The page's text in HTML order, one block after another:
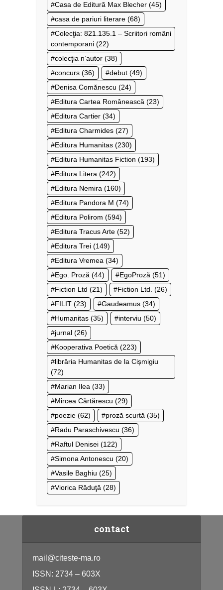
Casa de Editură Max Blecher (45)
casa de pariuri literare (68)
Colecţia: 821.135.1 – Scriitori români
contemporani (22)
colecţia n’autor (38)
concurs (36) debut (49)
Denisa Comănescu (24)
Editura Cartea Românească (23)
Editura Cartier (34)
Editura Charmides (27)
Editura Humanitas (230)
Editura Humanitas Fiction (193)
Editura Litera (242)
Editura Nemira (160)
Editura Pandora M (74)
Editura Polirom (594)
Editura Tracus Arte (52)
Editura Trei (149)
Editura Vremea (34)
Ego. Proză (44) EgoProză (51)
Fiction Ltd (21) Fiction Ltd. (26)
FILIT (23) Gaudeamus (34)
Humanitas (35) interviu (50)
jurnal (26)
Kooperativa Poetică (223)
librăria Humanitas de la Cișmigiu
(72)
Marian Ilea (33)
Mircea Cărtărescu (29)
poezie (62) proză scurtă (35)
Radu Paraschivescu (36)
Raftul Denisei (122)
Simona Antonescu (20)
Vasile Baghiu (25)
Viorica Răduţă (28)
contact
mail@citeste-ma.ro
ISSN: 2734 – 603X